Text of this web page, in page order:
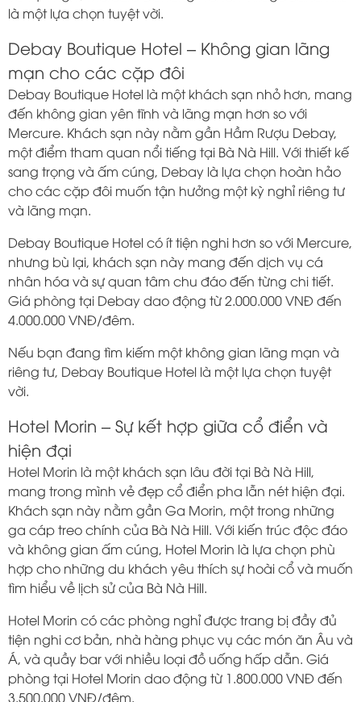
là một lựa chọn tuyệt vời.
Debay Boutique Hotel – Không gian lãng
mạn cho các cặp đôi
Debay Boutique Hotel là một khách sạn nhỏ hơn, mang
đến không gian yên tĩnh và lãng mạn hơn so với
Mercure. Khách sạn này nằm gần Hầm Rượu Debay,
một điểm tham quan nổi tiếng tại Bà Nà Hill. Với thiết kế
sang trọng và ấm cúng, Debay là lựa chọn hoàn hảo
cho các cặp đôi muốn tận hưởng một kỳ nghỉ riêng tư
và lãng mạn.
Debay Boutique Hotel có ít tiện nghi hơn so với Mercure,
nhưng bù lại, khách sạn này mang đến dịch vụ cá
nhân hóa và sự quan tâm chu đáo đến từng chi tiết.
Giá phòng tại Debay dao động từ 2.000.000 VNĐ đến
4.000.000 VNĐ/đêm.
Nếu bạn đang tìm kiếm một không gian lãng mạn và
riêng tư, Debay Boutique Hotel là một lựa chọn tuyệt
vời.
Hotel Morin – Sự kết hợp giữa cổ điển và
hiện đại
Hotel Morin là một khách sạn lâu đời tại Bà Nà Hill,
mang trong mình vẻ đẹp cổ điển pha lẫn nét hiện đại.
Khách sạn này nằm gần Ga Morin, một trong những
ga cáp treo chính của Bà Nà Hill. Với kiến trúc độc đáo
và không gian ấm cúng, Hotel Morin là lựa chọn phù
hợp cho những du khách yêu thích sự hoài cổ và muốn
tìm hiểu về lịch sử của Bà Nà Hill.
Hotel Morin có các phòng nghỉ được trang bị đầy đủ
tiện nghi cơ bản, nhà hàng phục vụ các món ăn Âu và
Á, và quầy bar với nhiều loại đồ uống hấp dẫn. Giá
phòng tại Hotel Morin dao động từ 1.800.000 VNĐ đến
3.500.000 VNĐ/đêm.